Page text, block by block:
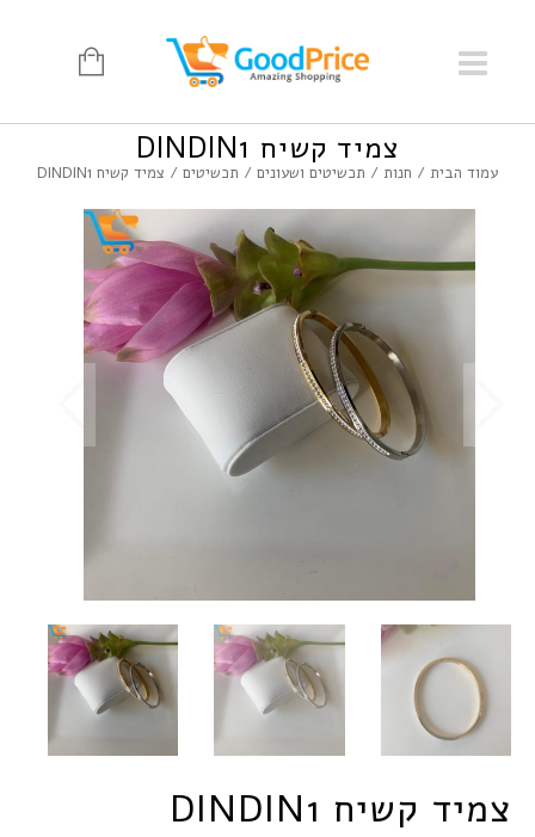
צמיד קשיח DINDIN1
עמוד הבית / חנות / תכשיטים ושעונים / תכשיטים / צמיד קשיח DINDIN1
צמיד קשיח DINDIN1